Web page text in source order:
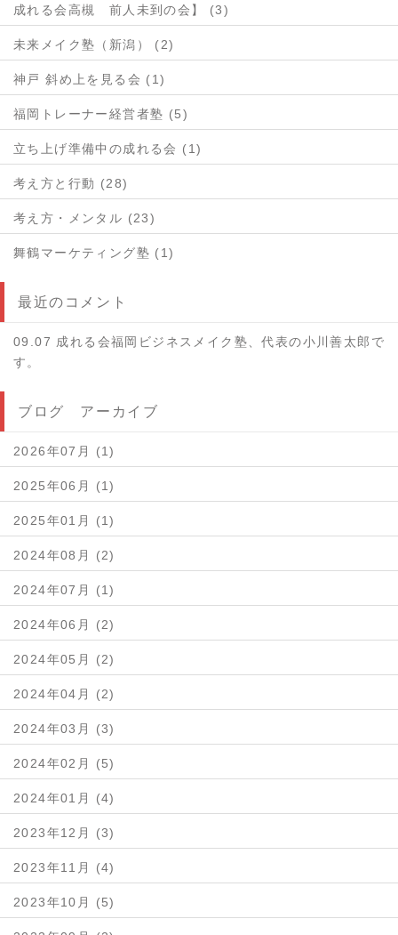
成れる会高槻 前人未到の会】 (3)
未来メイク塾（新潟） (2)
神戸 斜め上を見る会 (1)
福岡トレーナー経営者塾 (5)
立ち上げ準備中の成れる会 (1)
考え方と行動 (28)
考え方・メンタル (23)
舞鶴マーケティング塾 (1)
最近のコメント
09.07 成れる会福岡ビジネスメイク塾、代表の小川善太郎で
す。
ブログ アーカイブ
2026年07月 (1)
2025年06月 (1)
2025年01月 (1)
2024年08月 (2)
2024年07月 (1)
2024年06月 (2)
2024年05月 (2)
2024年04月 (2)
2024年03月 (3)
2024年02月 (5)
2024年01月 (4)
2023年12月 (3)
2023年11月 (4)
2023年10月 (5)